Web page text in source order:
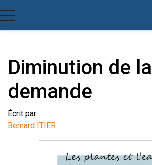
Diminution de la
demande
Écrit par :
Bernard ITIER